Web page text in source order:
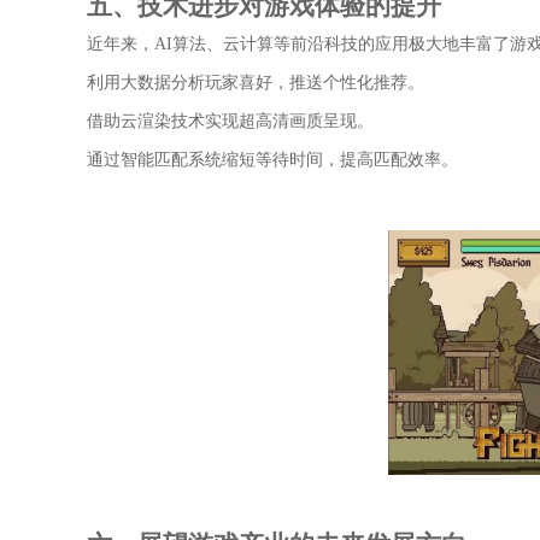
五、技术进步对游戏体验的提升
近年来，AI算法、云计算等前沿科技的应用极大地丰富了游
利用大数据分析玩家喜好，推送个性化推荐。
借助云渲染技术实现超高清画质呈现。
通过智能匹配系统缩短等待时间，提高匹配效率。